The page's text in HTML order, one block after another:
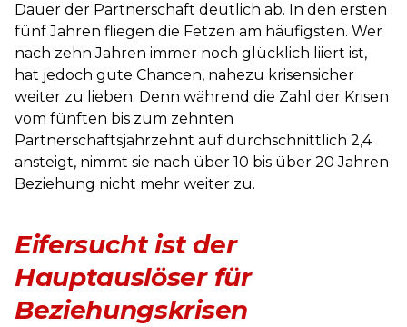
Dauer der Partnerschaft deutlich ab. In den ersten
fünf Jahren fliegen die Fetzen am häufigsten. Wer
nach zehn Jahren immer noch glücklich liiert ist,
hat jedoch gute Chancen, nahezu krisensicher
weiter zu lieben. Denn während die Zahl der Krisen
vom fünften bis zum zehnten
Partnerschaftsjahrzehnt auf durchschnittlich 2,4
ansteigt, nimmt sie nach über 10 bis über 20 Jahren
Beziehung nicht mehr weiter zu.
Eifersucht ist der
Hauptauslöser für
Beziehungskrisen